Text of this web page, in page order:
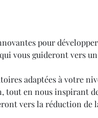
pour
vous guideront vers
adaptées à votre
en nous inspirant
vers la réduction de